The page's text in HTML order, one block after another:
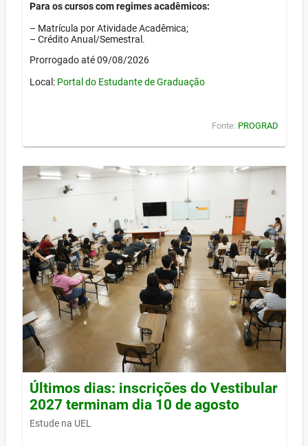
Para os cursos com regimes acadêmicos:
– Matrícula por Atividade Acadêmica;
– Crédito Anual/Semestral.
Prorrogado até 09/08/2026
Local: Portal do Estudante de Graduação
Fonte: PROGRAD
Últimos dias: inscrições do Vestibular
2027 terminam dia 10 de agosto
Estude na UEL